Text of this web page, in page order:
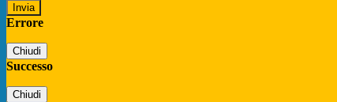
Errore
Chiudi
Successo
Chiudi